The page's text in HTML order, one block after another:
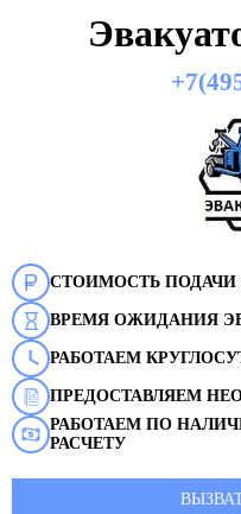
СТОИМОСТЬ ПОДАЧИ
ВРЕМЯ ОЖИДАНИЯ
РАБОТАЕМ
ПРЕДОСТАВЛЯЕМ
РАБОТАЕМ ПО
РАСЧЕТУ